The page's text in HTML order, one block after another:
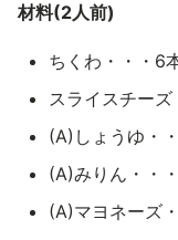
材料(2人前)
ちくわ・・・6
スライスチー
(A)しょうゆ・
(A)みりん・・
(A)マヨネーズ